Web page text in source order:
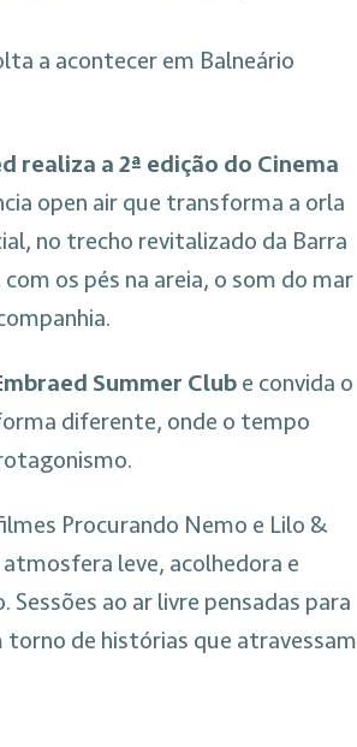
a acontecer em Balneário
realiza a 2ª edição do Cinema
open air que transforma a orla
no trecho revitalizado da Barra
com os pés na areia, o som do mar
Summer Club e convida o
diferente, onde o tempo
Procurando Nemo e Lilo &
leve, acolhedora e
ao ar livre pensadas para
de histórias que atravessam